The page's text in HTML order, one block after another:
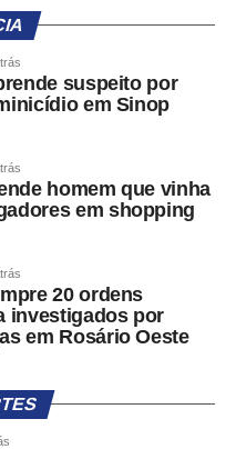
suspeito por
em Sinop
homem que vinha
em shopping
20 ordens
investigados por
em Rosário Oeste